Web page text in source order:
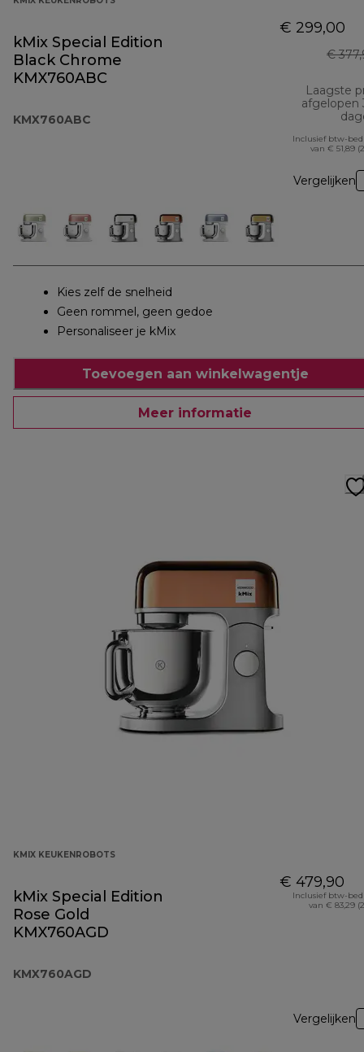
kMix Special Edition
Black Chrome
KMX760ABC
KMX760ABC
€ 299,00
€
Laagste
afgelopen
Inclusief btw-
van € 51,89
Vergelijken
Kies zelf de snelheid
Geen rommel, geen gedoe
Personaliseer je kMix
Toevoegen aan winkelwagentje
Meer informatie
KMIX KEUKENROBOTS
kMix Special Edition
Rose Gold
KMX760AGD
KMX760AGD
€ 479,90
Inclusief btw-
van € 83,29
Vergelijken